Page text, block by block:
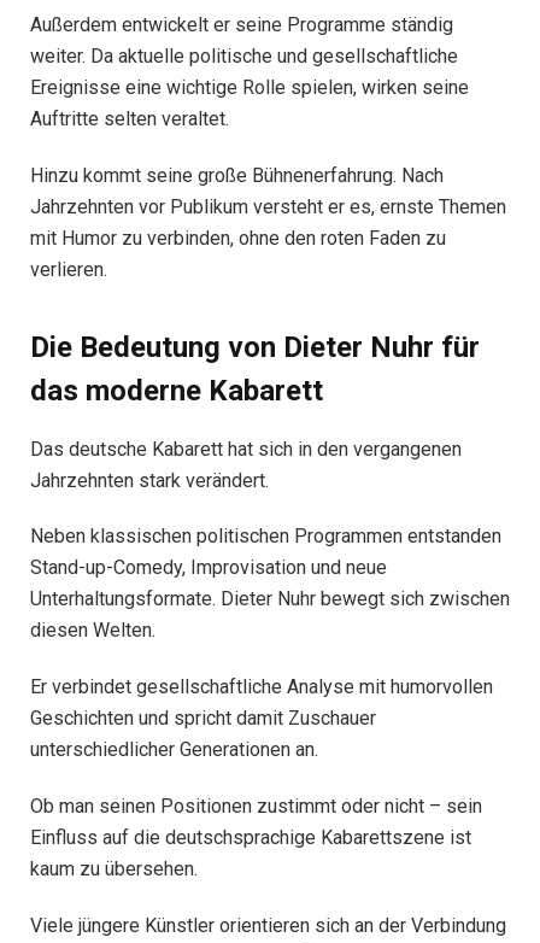
Außerdem entwickelt er seine Programme ständig
weiter. Da aktuelle politische und gesellschaftliche
Ereignisse eine wichtige Rolle spielen, wirken seine
Auftritte selten veraltet.
Hinzu kommt seine große Bühnenerfahrung. Nach
Jahrzehnten vor Publikum versteht er es, ernste Themen
mit Humor zu verbinden, ohne den roten Faden zu
verlieren.
Die Bedeutung von Dieter Nuhr für
das moderne Kabarett
Das deutsche Kabarett hat sich in den vergangenen
Jahrzehnten stark verändert.
Neben klassischen politischen Programmen entstanden
Stand-up-Comedy, Improvisation und neue
Unterhaltungsformate. Dieter Nuhr bewegt sich zwischen
diesen Welten.
Er verbindet gesellschaftliche Analyse mit humorvollen
Geschichten und spricht damit Zuschauer
unterschiedlicher Generationen an.
Ob man seinen Positionen zustimmt oder nicht – sein
Einfluss auf die deutschsprachige Kabarettszene ist
kaum zu übersehen.
Viele jüngere Künstler orientieren sich an der Verbindung